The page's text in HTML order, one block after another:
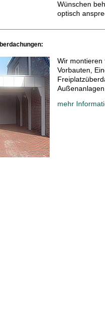
Wünschen
optisch
Wir montieren
Vorbauten,
mehr